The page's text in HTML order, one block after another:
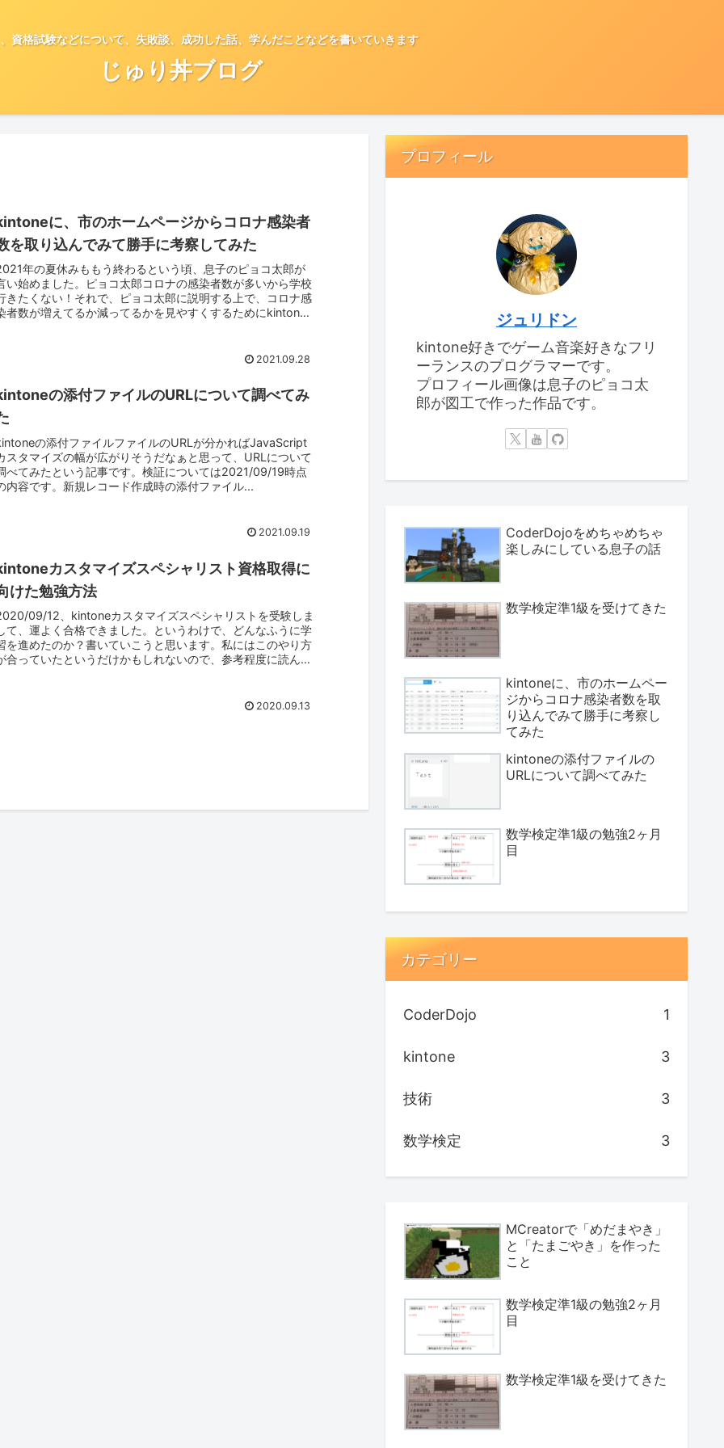
資格試験などについて、失敗談、成功した話、学んだことなどを書いていきます
じゅり丼ブログ
に、市のホームページからコロナ感染者
を取り込んでみて勝手に考察してみた
年の夏休みももう終わるという頃、息子のピョコ太郎が
い始めました。ピョコ太郎コロナの感染者数が多いから学校
きたくない！それで、ピョコ太郎に説明する上で、コロナ感
者数が増えてるか減ってるかを見やすくするためにkintone
2021.09.28
の添付ファイルのURLについて調べてみ
の添付ファイルファイルのURLが分かればJavaScript
スタマイズの幅が広がりそうだなぁと思って、URLについて
べてみたという記事です。検証については2021/09/19時点
内容です。新規レコード作成時の添付ファイル...
2021.09.19
カスタマイズスペシャリスト資格取得に
けた勉強方法
09/12、kintoneカスタマイズスペシャリストを受験しま
て、運よく合格できました。というわけで、どんなふうに学
を進めたのか？書いていこうと思います。私にはこのやり方
合っていたというだけかもしれないので、参考程度に読ん
2020.09.13
プロフィール
ジュリドン
kintone好きでゲーム音楽好きなフリ
ーランスのプログラマーです。
プロフィール画像は息子のピョコ太
郎が図工で作った作品です。
CoderDojoをめちゃめちゃ
楽しみにしている息子の話
数学検定準1級を受けてきた
kintoneに、市のホームペー
ジからコロナ感染者数を取
り込んでみて勝手に考察し
てみた
kintoneの添付ファイルの
URLについて調べてみた
数学検定準1級の勉強2ヶ月
目
カテゴリー
CoderDojo 1
kintone 3
技術 3
数学検定 3
MCreatorで「めだまやき」
と「たまごやき」を作った
こと
数学検定準1級の勉強2ヶ月
目
数学検定準1級を受けてきた